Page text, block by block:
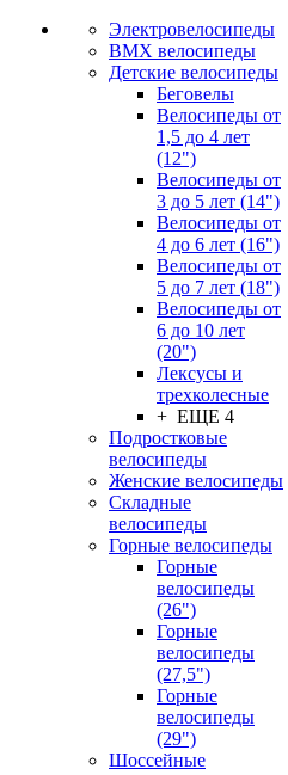
Электровелосипеды
BMX велосипеды
Детские велосипеды
Беговелы
Велосипеды от
1,5 до 4 лет
(12")
Велосипеды от
3 до 5 лет (14")
Велосипеды от
4 до 6 лет (16")
Велосипеды от
5 до 7 лет (18")
Велосипеды от
6 до 10 лет
(20")
Лексусы и
трехколесные
+ ЕЩЕ 4
Подростковые
велосипеды
Женские велосипеды
Складные
велосипеды
Горные велосипеды
Горные
велосипеды
(26")
Горные
велосипеды
(27,5")
Горные
велосипеды
(29")
Шоссейные